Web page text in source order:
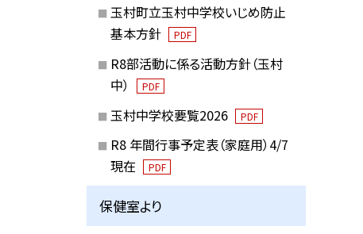
玉村町立玉村中学校いじめ防止
基本方針
PDF
R8部活動に係る活動方針（玉村
中）
PDF
玉村中学校要覧2026 PDF
R8 年間行事予定表（家庭用）4/7
現在
PDF
保健室より